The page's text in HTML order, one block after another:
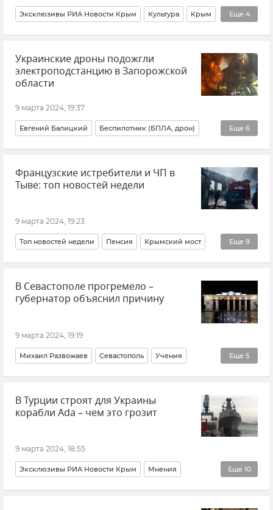
Еще 4
Эксклюзивы РИА Новости Крым Культура Крым
Авторы Православие Религия Симферополь
Украинские дроны подожгли
электроподстанцию в Запорожской
области
9 марта 2024, 19:37
Еще 6
Евгений Балицкий Беспилотник (БПЛА, дрон)
ВСУ (Вооруженные силы Украины) Пологи
Запорожская область Пожар Происшествия
Французские истребители и ЧП в
Тыве: топ новостей недели
9 марта 2024, 19:23
Еще 9
Топ новостей недели Пенсия Крымский мост
Владимир Путин (политик) Россия Украина
В мире ВСУ (Вооруженные силы Украины)
В Севастополе прогремело –
губернатор объяснил причину
9 марта 2024, 19:19
Еще 5
Михаил Развожаев Севастополь Учения
Безопасность Республики Крым и Севастополя
Крым Новости Крыма Северный флот
ЧФ РФ (Черноморский флот Российской Федерации)
В Турции строят для Украины
корабли Ada – чем это грозит
9 марта 2024, 18:55
Еще 10
Эксклюзивы РИА Новости Крым Мнения
Турция Украина Армия и флот